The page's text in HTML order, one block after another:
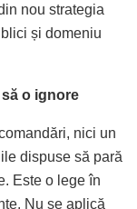
nou strategia
și domeniu
o ignore
nici un
dispuse să pară
Este o lege în
Nu se aplică